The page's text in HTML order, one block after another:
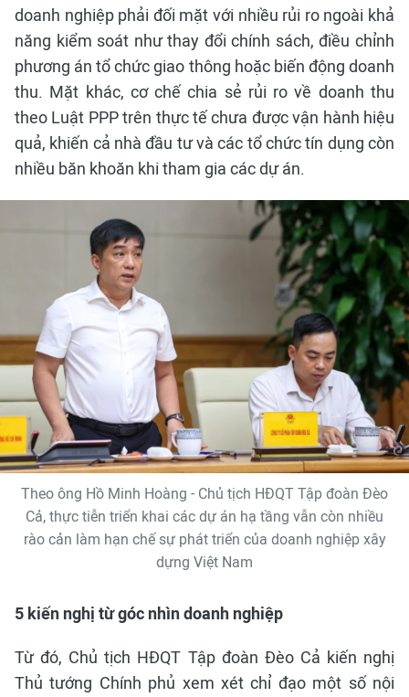
doanh nghiệp phải đối mặt với nhiều rủi ro ngoài khả
năng kiểm soát như thay đổi chính sách, điều chỉnh
phương án tổ chức giao thông hoặc biến động doanh
thu. Mặt khác, cơ chế chia sẻ rủi ro về doanh thu
theo Luật PPP trên thực tế chưa được vận hành hiệu
quả, khiến cả nhà đầu tư và các tổ chức tín dụng còn
nhiều băn khoăn khi tham gia các dự án.
Theo ông Hồ Minh Hoàng - Chủ tịch HĐQT Tập đoàn Đèo
Cả, thực tiễn triển khai các dự án hạ tầng vẫn còn nhiều
rào cản làm hạn chế sự phát triển của doanh nghiệp xây
dựng Việt Nam
5 kiến nghị từ góc nhìn doanh nghiệp
Từ đó, Chủ tịch HĐQT Tập đoàn Đèo Cả kiến nghị
Thủ tướng Chính phủ xem xét chỉ đạo một số nội